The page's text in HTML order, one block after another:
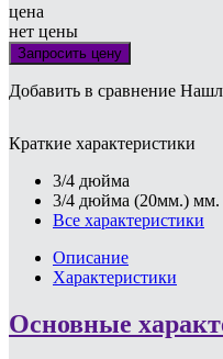
цена
нет цены
Запросить цену
Добавить в сравнение
Краткие характеристики
3/4 дюйма
3/4 дюйма (20мм.) мм.
Все характеристики
Описание
Характеристики
Основные